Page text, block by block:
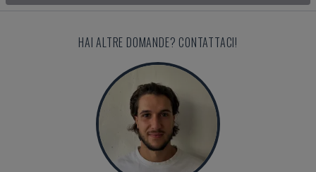
HAI ALTRE DOMANDE? CONTATTACI!